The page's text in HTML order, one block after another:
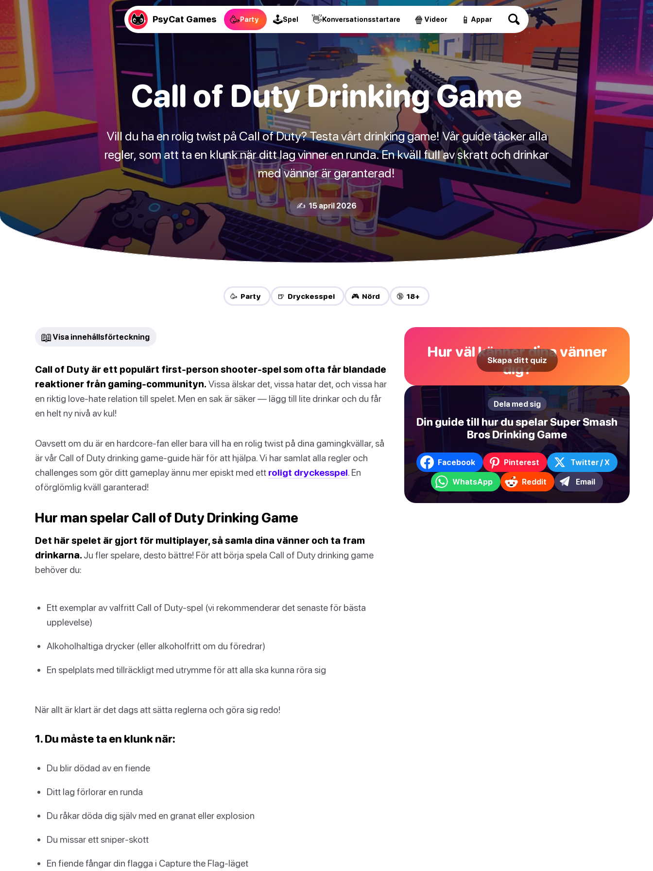
PsyCat Games 🥳Party 🕹Spel 👋Konversationsstartare 🍿 Videor 📱 Appar
Call of Duty Drinking Game
Vill du ha en rolig twist på Call of Duty? Testa vårt drinking game! Vår guide täcker alla
regler, som att ta en klunk när ditt lag vinner en runda. En kväll full av skratt och drinkar
med vänner är garanterad!
✍️ 15 april 2026
🥳 Party 🍺 Dryckesspel 🎮 Nörd 🔞 18+
📖 Visa innehållsförteckning
Call of Duty är ett populärt first-person shooter-spel som ofta får blandade
reaktioner från gaming-communityn. Vissa älskar det, vissa hatar det, och vissa har
en riktig love-hate relation till spelet. Men en sak är säker — lägg till lite drinkar och du får
en helt ny nivå av kul!
Oavsett om du är en hardcore-fan eller bara vill ha en rolig twist på dina gamingkvällar, så
är vår Call of Duty drinking game-guide här för att hjälpa. Vi har samlat alla regler och
challenges som gör ditt gameplay ännu mer episkt med ett roligt dryckesspel. En
oförglömlig kväll garanterad!
Hur man spelar Call of Duty Drinking Game
Det här spelet är gjort för multiplayer, så samla dina vänner och ta fram
drinkarna. Ju fler spelare, desto bättre! För att börja spela Call of Duty drinking game
behöver du:
Ett exemplar av valfritt Call of Duty-spel (vi rekommenderar det senaste för bästa
upplevelse)
Alkoholhaltiga drycker (eller alkoholfritt om du föredrar)
En spelplats med tillräckligt med utrymme för att alla ska kunna röra sig
När allt är klart är det dags att sätta reglerna och göra sig redo!
1. Du måste ta en klunk när:
Du blir dödad av en fiende
Ditt lag förlorar en runda
Du råkar döda dig själv med en granat eller explosion
Du missar ett sniper-skott
En fiende fångar din flagga i Capture the Flag-läget
Hur väl känner dina vänner
dig?
Skapa ditt quiz
Dela med sig
Din guide till hur du spelar Super Smash
Bros Drinking Game
Facebook Pinterest Twitter / X
WhatsApp Reddit Email